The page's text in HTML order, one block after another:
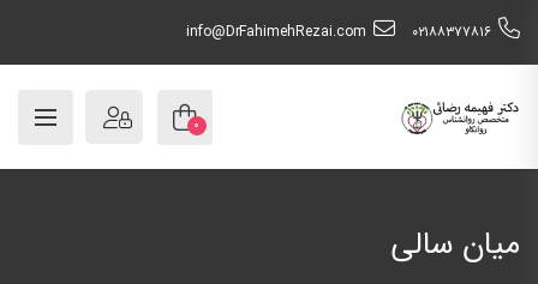
٠٢١٨٨٣٧٧٨١٦ info@DrFahimehRezai.com
۰
میان سالی